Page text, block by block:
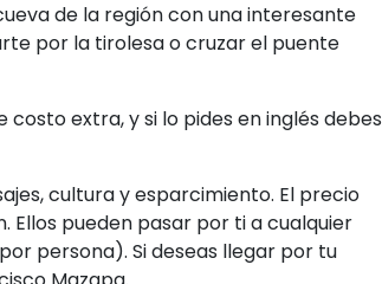
de la región con una interesante
por la tirolesa o cruzar el puente
extra, y si lo pides en inglés debes
cultura y esparcimiento. El precio
Ellos pueden pasar por ti a cualquier
persona). Si deseas llegar por tu